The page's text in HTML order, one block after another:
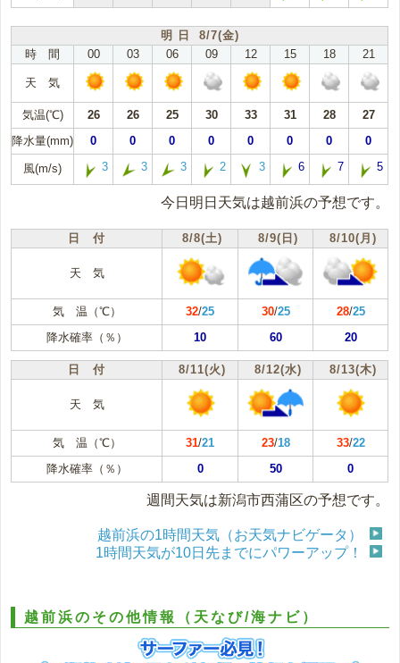
明 日 8/7(金)
時 間
00 03 06 09 12 15 18 21
天 気
気温(℃) 26 26 25 30 33 31 28
27
降水量(mm)
0 0 0 0 0 0 0 0
風(m/s) 3 3 3 2 3 6 7 5
今日明日天気は越前浜の予想です。
日 付 8/8(土) 8/9(日) 8/10(月)
天 気
気 温（℃） 32/25 30/25 28/25
降水確率（％）
10 60 20
日 付 8/11(火) 8/12(水) 8/13(木)
天 気
気 温（℃） 31/21 23/18 33/22
降水確率（％）
0 50 0
週間天気は新潟市西蒲区の予想です。
越前浜の1時間天気（お天気ナビゲータ）
1時間天気が10日先までにパワーアップ！
越前浜のその他情報（天なび/海ナビ）